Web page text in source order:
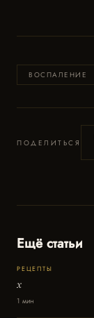
ВОСПАЛЕНИЕ
ПОДЕЛИТЬСЯ
Ещё статьи
РЕЦЕПТЫ
x
1 мин